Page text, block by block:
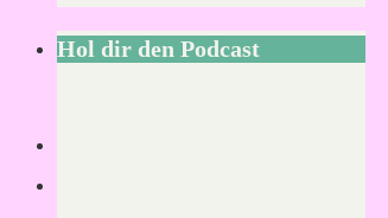
Hol dir den Podcast